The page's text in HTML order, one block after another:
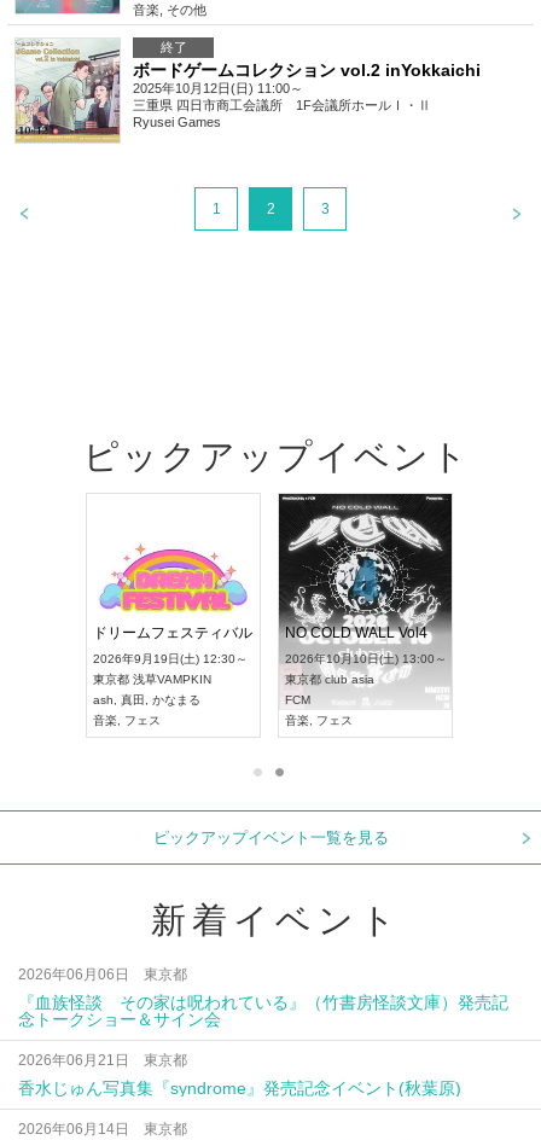
音楽
その他
終了
ボードゲームコレクション vol.2 inYokkaichi
2025年10月12日(日) 11:00～
三重県 四日市商工会議所 1F会議所ホールⅠ・Ⅱ
Ryusei Games
1 2 3
ピックアップイベント
ドリームフェスティバル
2026年9月19日(土) 12:30～
東京都 浅草VAMPKIN
ash
真田
かなまる
音楽
フェス
NO COLD WALL Vol4
2026年10月10日(土) 13:00～
東京都 club asia
FCM
音楽
フェス
ピックアップイベント一覧を見る
新着イベント
2026年06月06日 東京都
『血族怪談 その家は呪われている』（竹書房怪談文庫）発売記
念トークショー＆サイン会
2026年06月21日 東京都
香水じゅん写真集『syndrome』発売記念イベント(秋葉原)
2026年06月14日 東京都